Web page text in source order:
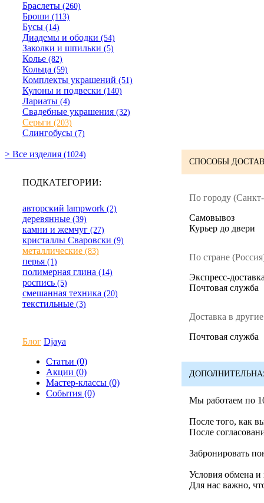
Браслеты (260)
Броши (113)
Бусы (14)
Диадемы и ободки (54)
Заколки и шпильки (5)
Колье (82)
Кольца (59)
Комплекты украшений (51)
Кулоны и подвески (140)
Лариаты (4)
Свадебные украшения (32)
Серьги (203)
Слингобусы (7)
> Все изделия (1024)
ПОДКАТЕГОРИИ:
авторский lampwork (2)
деревянные (39)
камни и жемчуг (27)
кристаллы Сваровски (9)
металлические (83)
перья (1)
полимерная глина (14)
роспись (5)
смешанная техника (20)
текстильные (3)
Блог Djaya
Статьи (0)
Акции (0)
Мастер-классы (0)
События (0)
СПОСОБЫ
По городу
Cамовывоз
Курьер до двери
По стране
Экспресс-
Почтовая служба
Доставка в
Почтовая служба
Мы работаем по
После того, как
После
Забронировать
Условия обмена и
Для нас важно,